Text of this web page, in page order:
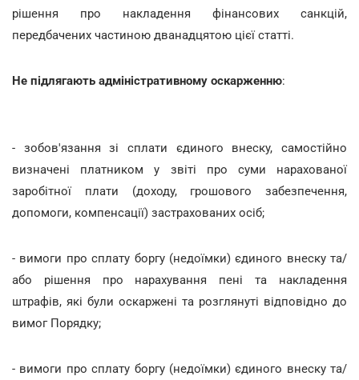
рішення про накладення фінансових санкцій,
передбачених частиною дванадцятою цієї статті.
Не підлягають адміністративному оскарженню:
- зобов'язання зі сплати єдиного внеску, самостійно
визначені платником у звіті про суми нарахованої
заробітної плати (доходу, грошового забезпечення,
допомоги, компенсації) застрахованих осіб;
- вимоги про сплату боргу (недоїмки) єдиного внеску та/
або рішення про нарахування пені та накладення
штрафів, які були оскаржені та розглянуті відповідно до
вимог Порядку;
- вимоги про сплату боргу (недоїмки) єдиного внеску та/